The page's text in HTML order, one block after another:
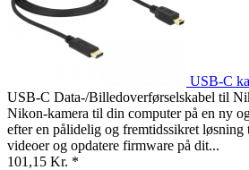
USB-C
USB-C Data-/Billedoverførselskabel til
Nikon-kamera til din computer på en ny
efter en pålidelig og fremtidssikret løsning
videoer og opdatere firmware på dit...
101,15 Kr. *